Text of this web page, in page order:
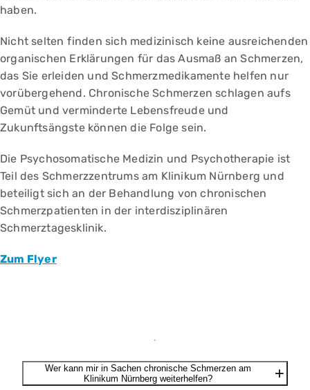
haben.
Nicht selten finden sich medizinisch keine ausreichenden
organischen Erklärungen für das Ausmaß an Schmerzen,
das Sie erleiden und Schmerzmedikamente helfen nur
vorübergehend. Chronische Schmerzen schlagen aufs
Gemüt und verminderte Lebensfreude und
Zukunftsängste können die Folge sein.
Die Psychosomatische Medizin und Psychotherapie ist
Teil des Schmerzzentrums am Klinikum Nürnberg und
beteiligt sich an der Behandlung von chronischen
Schmerzpatienten in der interdisziplinären
Schmerztagesklinik.
Zum Flyer
Wer kann mir in Sachen chronische Schmerzen am
Klinikum Nürnberg weiterhelfen?